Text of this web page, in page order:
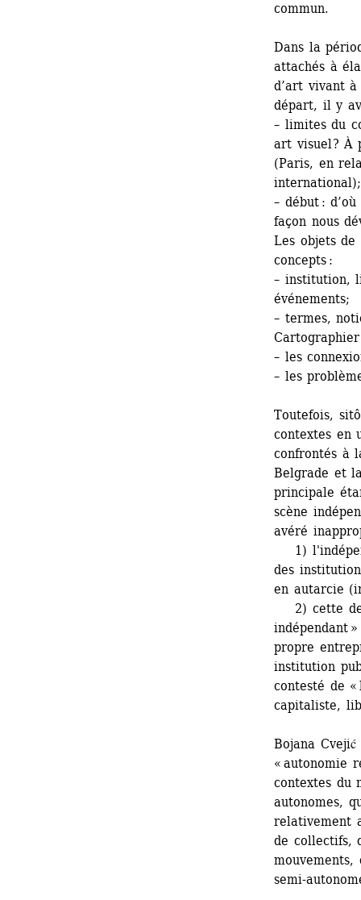
commun.
Dans la
attachés à
d’art vivant
départ, il y
– limites du
art visuel ? À
(Paris, en
international);
– début :
façon nous
Les objets
concepts :
– institution,
événements;
– termes,
– les
– les
Toutefois,
contextes en
confrontés à
Belgrade et
principale
scène
avéré
1)
des
en autarcie
2) cette
indépendant
propre
institution
contesté de «
capitaliste,
Bojana
« autonomie
contextes du
autonomes,
relativement
de collectifs,
mouvements,
semi-